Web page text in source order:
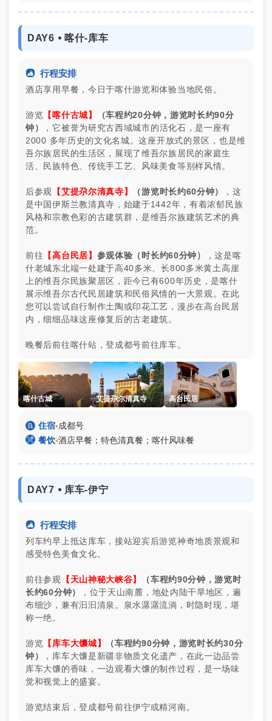
DAY6 ⦁ 喀什-库车
 行程安排
酒店享用早餐，今日于喀什游览和体验当地民俗。
游览 【喀什古城】
（车程约20分钟，游览时长约90分
钟）
，它被誉为研究古西域城市的活化石，是一座有
2000 多年历史的文化名城。这座开放式的景区，也是维
吾尔族居民的生活区，展现了维吾尔族居民的家庭生
活、民族特色、传统手工艺、风味美食等别样风情。
后参观 【艾提尕尔清真寺】 （游览时长约60分钟）
，这
是中国伊斯兰教清真寺，始建于1442年，有着浓郁民族
风格和宗教色彩的古建筑群，是维吾尔族建筑艺术的典
范。
前往 【高台民居】 参观体验（时长约60分钟）
，这是喀
什老城东北端一处建于高40多米、长800多米黄土高崖
上的维吾尔民族聚居区，距今已有600年历史，是喀什
展示维吾尔古代民居建筑和民俗风情的一大景观。在此
您可以尝试自行制作土陶或印花工艺，漫步在高台民居
内，细细品味这座修复后的古老建筑。
晚餐后前往喀什站，登成都号前往库车。
喀什古城 艾提尕尔清真寺 高台民居
 住宿▪成都号
 餐饮▪酒店早餐；特色清真餐；喀什风味餐
DAY7 ⦁ 库车-伊宁
 行程安排
列车约早上抵达库车，接站迎宾后游览神奇地质景观和
感受特色美食文化。
前往参观 【天山神秘大峡谷】
（车程约90分钟，游览时
长约60分钟）
，位于天山南麓，地处内陆干旱地区，遍
布细沙，兼有汩汩清泉。泉水潺潺流淌，时隐时现，堪
称一绝。
游览 【库车大馕城】
（车程约90分钟，游览时长约30分
钟）
，库车大馕是新疆非物质文化遗产，在此一边品尝
库车大馕的香味，一边观看大馕的制作过程，是一场味
觉和视觉上的盛宴。
游览结束后，登成都号前往伊宁或精河南。